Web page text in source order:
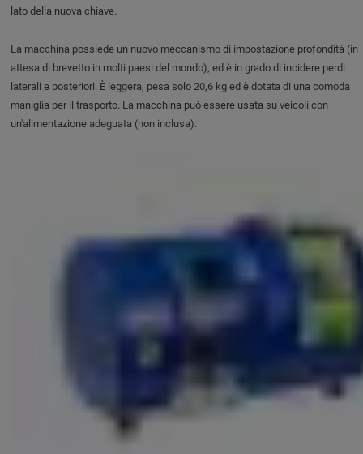
lato della nuova chiave.
La macchina possiede un nuovo meccanismo di impostazione profondità (in
attesa di brevetto in molti paesi del mondo), ed è in grado di incidere perdi
laterali e posteriori. È leggera, pesa solo 20,6 kg ed è dotata di una comoda
maniglia per il trasporto. La macchina può essere usata su veicoli con
un'alimentazione adeguata (non inclusa).